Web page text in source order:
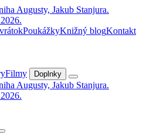
PoukážkyKnižný blogKontakt
Filmy Doplnky